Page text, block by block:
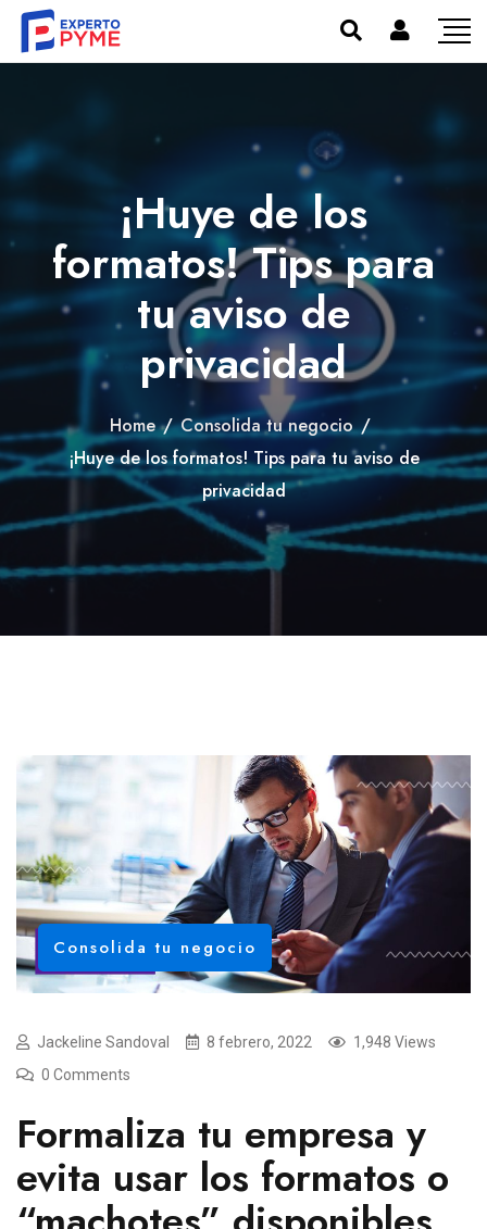
¡Huye de los
formatos! Tips para
tu aviso de
privacidad
Home / Consolida tu negocio /
¡Huye de los formatos! Tips para tu aviso de
privacidad
Consolida tu negocio
Jackeline Sandoval 8 febrero, 2022
1,948 Views
0 Comments
Formaliza tu empresa y
evita usar los formatos o